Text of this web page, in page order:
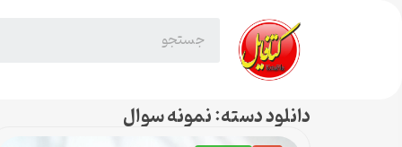
دانلود دسته: نمونه سوال